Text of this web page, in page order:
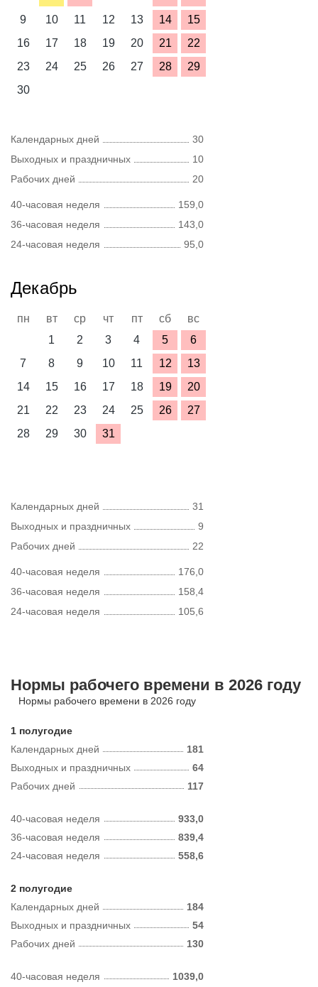
9
10 11 12 13 14
15
16
17 18 19 20 21
22
23
24 25 26 27 28
29
30
Календарных дней
30
Выходных и праздничных
10
Рабочих дней
20
40-часовая неделя
159,0
36-часовая неделя
143,0
24-часовая неделя
95,0
Декабрь
пн вт ср чт пт сб
вс
1
2 3 4 5
6
7
8 9 10 11 12
13
14
15 16 17 18 19
20
21
22 23 24 25 26
27
28
29 30 31
Календарных дней
31
Выходных и праздничных
9
Рабочих дней
22
40-часовая неделя
176,0
36-часовая неделя
158,4
24-часовая неделя
105,6
Нормы рабочего времени в 2026 году
Нормы рабочего времени в 2026 году
1 полугодие
Календарных дней
181
Рабочих дней 117
Выходных и праздничных 64
40-часовая неделя
933,0
36-часовая неделя
839,4
24-часовая неделя
558,6
2 полугодие
Календарных дней
184
Рабочих дней 130
Выходных и праздничных 54
40-часовая неделя
1039,0